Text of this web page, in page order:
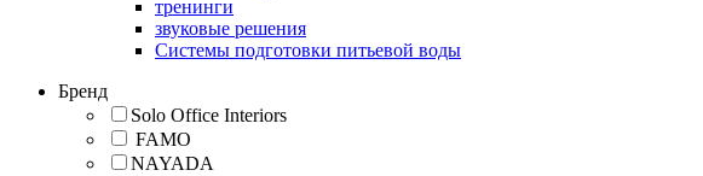
тренинги
звуковые решения
Системы подготовки питьевой воды
Бренд
Solo Office Interiors
FAMO
NAYADA